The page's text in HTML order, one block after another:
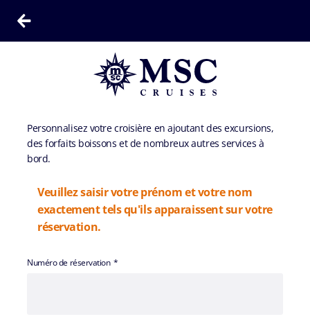
Personnalisez votre croisière en ajoutant des excursions,
des forfaits boissons et de nombreux autres services à
bord.
Veuillez saisir votre prénom et votre nom
exactement tels qu'ils apparaissent sur votre
réservation.
Numéro de réservation